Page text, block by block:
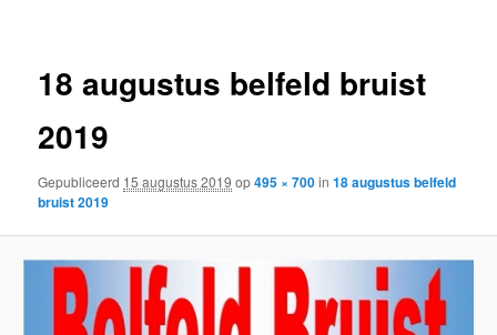
18 augustus belfeld bruist
2019
Gepubliceerd 15 augustus 2019 op495 × 700in18 augustus belfeld
bruist 2019